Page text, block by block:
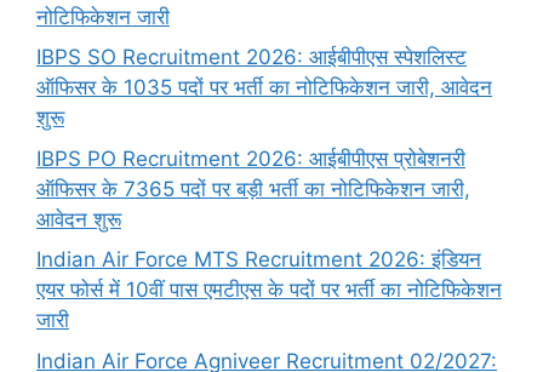
नोटिफिकेशन जारी
IBPS SO Recruitment 2026: आईबीपीएस स्पेशलिस्ट
ऑफिसर के 1035 पदों पर भर्ती का नोटिफिकेशन जारी, आवेदन
शुरू
IBPS PO Recruitment 2026: आईबीपीएस प्रोबेशनरी
ऑफिसर के 7365 पदों पर बड़ी भर्ती का नोटिफिकेशन जारी,
आवेदन शुरू
Indian Air Force MTS Recruitment 2026: इंडियन
एयर फोर्स में 10वीं पास एमटीएस के पदों पर भर्ती का नोटिफिकेशन
जारी
Indian Air Force Agniveer Recruitment 02/2027: